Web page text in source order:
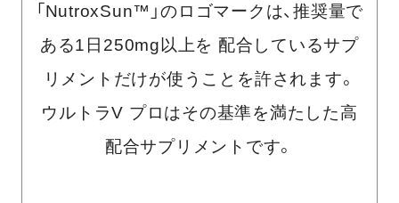
「NutroxSun™」のロゴマークは、推奨量で
ある1日250mg以上を 配合しているサプ
リメントだけが使うことを許されます。
ウルトラV プロはその基準を満たした高
配合サプリメントです。